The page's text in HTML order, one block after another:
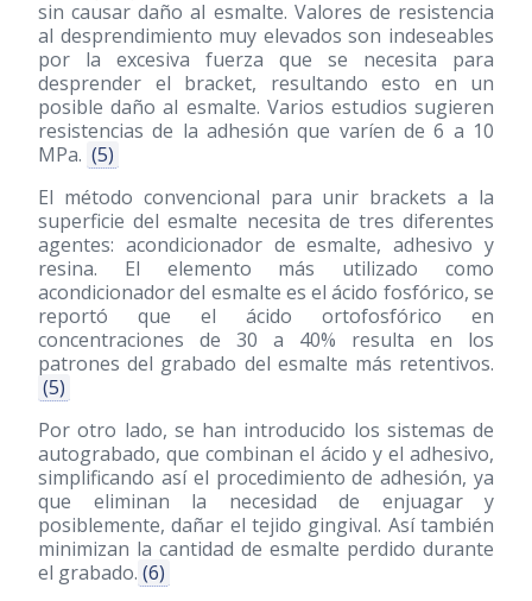
sin causar daño al esmalte. Valores de resistencia
al desprendimiento muy elevados son indeseables
por la excesiva fuerza que se necesita para
desprender el bracket, resultando esto en un
posible daño al esmalte. Varios estudios sugieren
resistencias de la adhesión que varíen de 6 a 10
MPa. (5)
El método convencional para unir brackets a la
superficie del esmalte necesita de tres diferentes
agentes: acondicionador de esmalte, adhesivo y
resina. El elemento más utilizado como
acondicionador del esmalte es el ácido fosfórico, se
reportó que el ácido ortofosfórico en
concentraciones de 30 a 40% resulta en los
patrones del grabado del esmalte más retentivos.
(5)
Por otro lado, se han introducido los sistemas de
autograbado, que combinan el ácido y el adhesivo,
simplificando así el procedimiento de adhesión, ya
que eliminan la necesidad de enjuagar y
posiblemente, dañar el tejido gingival. Así también
minimizan la cantidad de esmalte perdido durante
el grabado. (6)